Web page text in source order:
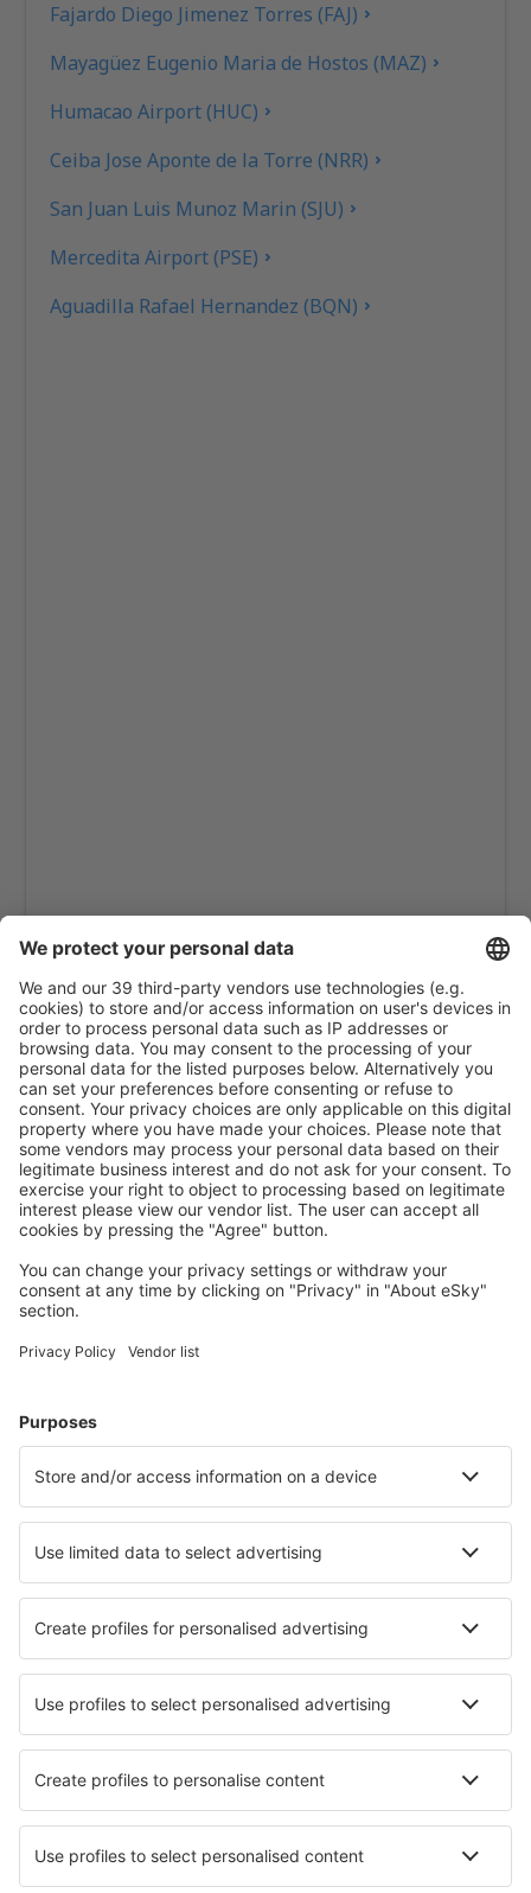
Fajardo Diego Jimenez Torres (FAJ)
Mayagüez Eugenio Maria de Hostos (MAZ)
Humacao Airport (HUC)
Ceiba Jose Aponte de la Torre (NRR)
San Juan Luis Munoz Marin (SJU)
Mercedita Airport (PSE)
Aguadilla Rafael Hernandez (BQN)